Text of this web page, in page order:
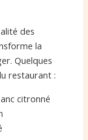
des
la
Quelques
restaurant :
citronné